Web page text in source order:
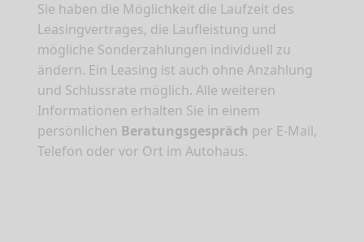
Sie haben die Möglichkeit die Laufzeit des
Leasingvertrages, die Laufleistung und
mögliche Sonderzahlungen individuell zu
ändern. Ein Leasing ist auch ohne Anzahlung
und Schlussrate möglich. Alle weiteren
Informationen erhalten Sie in einem
persönlichen Beratungsgespräch per E-Mail,
Telefon oder vor Ort im Autohaus.